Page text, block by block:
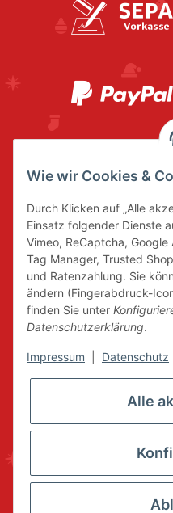
* Alle Preise inkl.
Wie wir Cookies &
Durch Klicken auf „Alle
Einsatz folgender Dienste
Vimeo, ReCaptcha,
Tag Manager, Trusted
und Ratenzahlung. Sie
ändern (Fingerabdruck-
finden Sie unter
Datenschutzerklärung.
Impressum Datenschutz
Alle